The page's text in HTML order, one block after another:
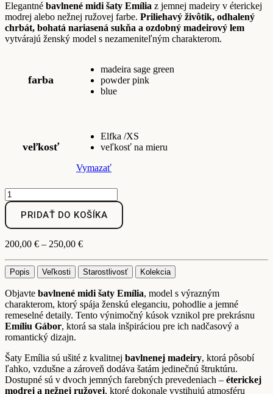
Elegantné bavlnené midi šaty Emília z jemnej madeiry v éterickej
modrej alebo nežnej ružovej farbe. Priliehavý živôtik, odhalený
chrbát, bohatá nariasená sukňa a ozdobný madeirový lem
vytvárajú ženský model s nezameniteľným charakterom.
farba
madeira sage green
powder pink
blue
veľkosť
Elfka /XS
veľkosť na mieru
Vymazať
množstvo
Bavlnené
Emília
PRIDAŤ DO KOŠÍKA
200,00 € – 250,00 €Price
200,00 €
through
250,00 €
Popis Veľkosti Starostlivosť Kolekcia
Objavte bavlnené midi šaty Emília, model s výrazným
charakterom, ktorý spája ženskú eleganciu, pohodlie a jemné
remeselné detaily. Tento výnimočný kúsok vznikol pre prekrásnu
Emíliu Gábor, ktorá sa stala inšpiráciou pre ich nadčasový a
romantický dizajn.
Šaty Emília sú ušité z kvalitnej bavlnenej madeiry, ktorá pôsobí
ľahko, vzdušne a zároveň dodáva šatám jedinečnú štruktúru.
Dostupné sú v dvoch jemných farebných prevedeniach – éterickej
modrej a nežnej ružovej, ktoré dokonale vystihujú atmosféru